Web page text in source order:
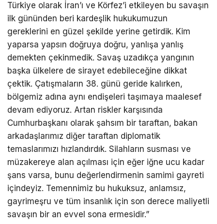
Türkiye olarak İran’ı ve Körfez’i etkileyen bu savaşın
ilk gününden beri kardeşlik hukukumuzun
gereklerini en güzel şekilde yerine getirdik. Kim
yaparsa yapsın doğruya doğru, yanlışa yanlış
demekten çekinmedik. Savaş uzadıkça yangının
başka ülkelere de sirayet edebileceğine dikkat
çektik. Çatışmaların 38. günü geride kalırken,
bölgemiz adına aynı endişeleri taşımaya maalesef
devam ediyoruz. Artan riskler karşısında
Cumhurbaşkanı olarak şahsım bir taraftan, bakan
arkadaşlarımız diğer taraftan diplomatik
temaslarımızı hızlandırdık. Silahların susması ve
müzakereye alan açılması için eğer iğne ucu kadar
şans varsa, bunu değerlendirmenin samimi gayreti
içindeyiz. Temennimiz bu hukuksuz, anlamsız,
gayrimeşru ve tüm insanlık için son derece maliyetli
savaşın bir an evvel sona ermesidir.”